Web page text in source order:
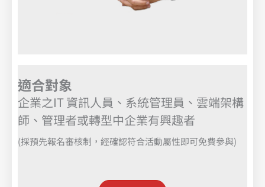
適合對象
企業之IT 資訊人員、系統管理員、雲端架構
師、管理者或轉型中企業有興趣者
(採預先報名審核制，經確認符合活動屬性即可免費參與)